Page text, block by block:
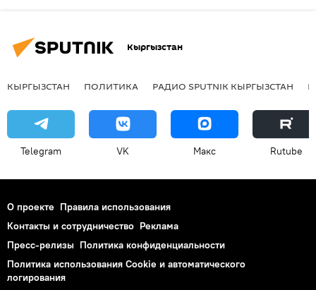
Кыргызстан
КЫРГЫЗСТАН ПОЛИТИКА РАДИО SPUTNIK КЫРГЫЗСТАН
Telegram VK Макс Rutube
О проекте Правила использования
Контакты и сотрудничество Реклама
Пресс-релизы Политика конфиденциальности
Политика использования Cookie и автоматического
логирования